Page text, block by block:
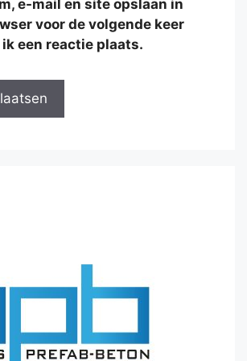
e-mail en site opslaan in
voor de volgende keer
een reactie plaats.